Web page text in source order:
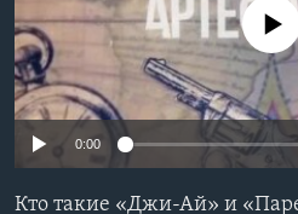
Learning English
СОЦИАЛЬНЫЕ СЕТИ
No media source
0:00
Кто такие «Джи-Ай» и